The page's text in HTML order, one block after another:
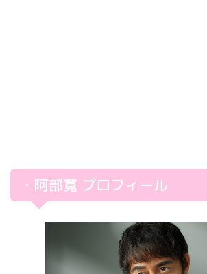
・阿部寛 プロフィール